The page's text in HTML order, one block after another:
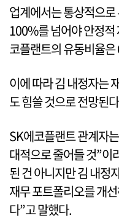
업계에서는 통상적으
100%를 넘어야 안정
코플랜트의 유동비율
이에 따라 김 내정자는
도 힘쓸 것으로 전망된
SK에코플랜트 관계자
대적으로 줄어들 것”이
된 건 아니지만 김 내정
재무 포트폴리오를 개
다”고 말했다.